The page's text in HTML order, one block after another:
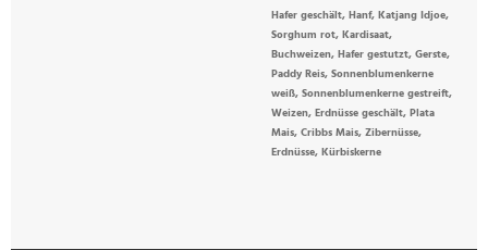
Hafer geschält, Hanf, Katjang Idjoe,
Sorghum rot, Kardisaat,
Buchweizen, Hafer gestutzt, Gerste,
Paddy Reis, Sonnenblumenkerne
weiß, Sonnenblumenkerne gestreift,
Weizen, Erdnüsse geschält, Plata
Mais, Cribbs Mais, Zibernüsse,
Erdnüsse, Kürbiskerne